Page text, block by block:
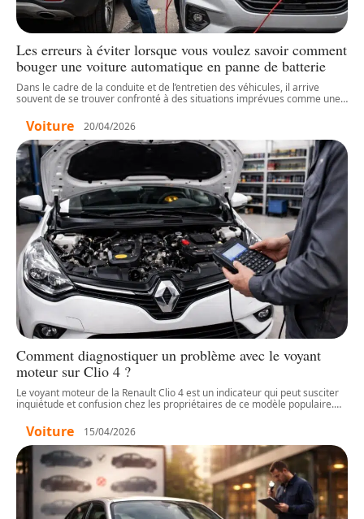
Les erreurs à éviter lorsque vous voulez savoir comment
bouger une voiture automatique en panne de batterie
Dans le cadre de la conduite et de l’entretien des véhicules, il arrive
souvent de se trouver confronté à des situations imprévues comme une…
Voiture 20/04/2026
Comment diagnostiquer un problème avec le voyant
moteur sur Clio 4 ?
Le voyant moteur de la Renault Clio 4 est un indicateur qui peut susciter
inquiétude et confusion chez les propriétaires de ce modèle populaire.…
Voiture 15/04/2026